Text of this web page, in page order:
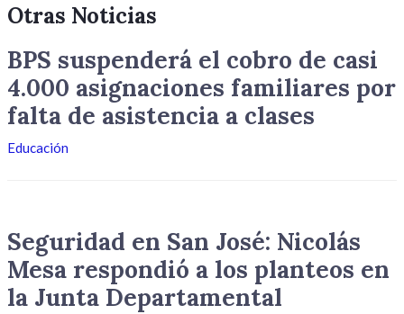
Otras Noticias
BPS suspenderá el cobro de casi
4.000 asignaciones familiares por
falta de asistencia a clases
Educación
Seguridad en San José: Nicolás
Mesa respondió a los planteos en
la Junta Departamental